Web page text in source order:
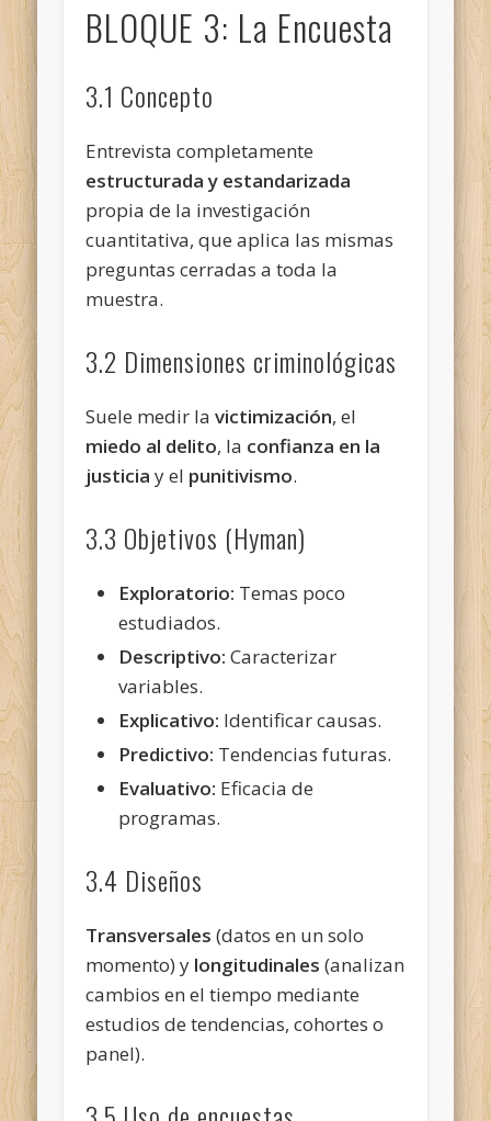
BLOQUE 3: La Encuesta
3.1 Concepto
Entrevista completamente
estructurada y estandarizada
propia de la investigación
cuantitativa, que aplica las mismas
preguntas cerradas a toda la
muestra.
3.2 Dimensiones criminológicas
Suele medir lavictimización, el
miedo al delito, la confianza en la
justicia y el punitivismo.
3.3 Objetivos (Hyman)
Exploratorio: Temas poco
estudiados.
Descriptivo: Caracterizar
variables.
Explicativo: Identificar causas.
Predictivo: Tendencias futuras.
Evaluativo: Eficacia de
programas.
3.4 Diseños
Transversales (datos en un solo
momento) y longitudinales (analizan
cambios en el tiempo mediante
estudios de tendencias, cohortes o
panel).